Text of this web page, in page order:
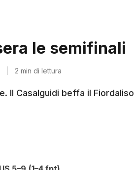
le semifinali
2 min di lettura
Il Casalguidi beffa il Fiordaliso